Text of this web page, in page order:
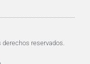
reservados.